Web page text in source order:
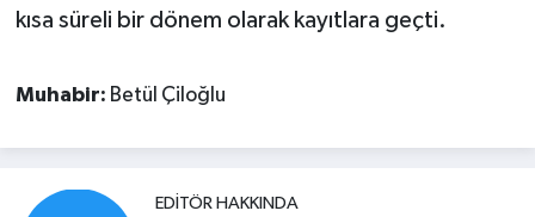
kısa süreli bir dönem olarak kayıtlara geçti.
Muhabir: Betül Çiloğlu
EDITÖR HAKKINDA